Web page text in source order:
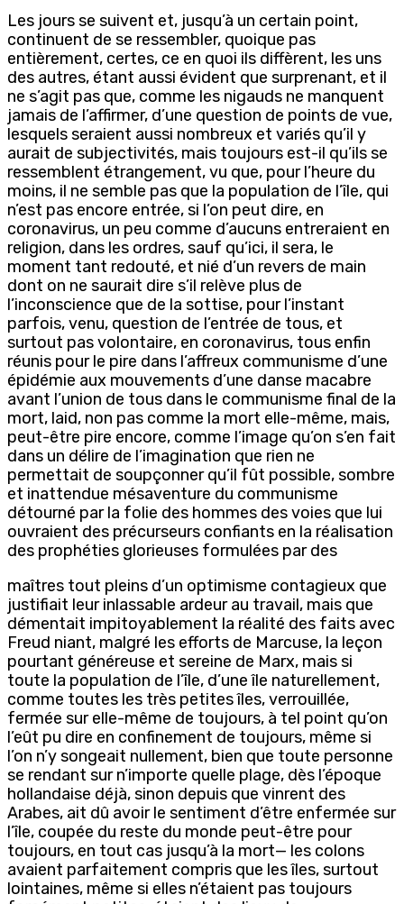
Les jours se suivent et, jusqu’à un certain point,
continuent de se ressembler, quoique pas
entièrement, certes, ce en quoi ils diffèrent, les uns
des autres, étant aussi évident que surprenant, et il
ne s’agit pas que, comme les nigauds ne manquent
jamais de l’affirmer, d’une question de points de vue,
lesquels seraient aussi nombreux et variés qu’il y
aurait de subjectivités, mais toujours est-il qu’ils se
ressemblent étrangement, vu que, pour l’heure du
moins, il ne semble pas que la population de l’île, qui
n’est pas encore entrée, si l’on peut dire, en
coronavirus, un peu comme d’aucuns entreraient en
religion, dans les ordres, sauf qu’ici, il sera, le
moment tant redouté, et nié d’un revers de main
dont on ne saurait dire s’il relève plus de
l’inconscience que de la sottise, pour l’instant
parfois, venu, question de l’entrée de tous, et
surtout pas volontaire, en coronavirus, tous enfin
réunis pour le pire dans l’affreux communisme d’une
épidémie aux mouvements d’une danse macabre
avant l’union de tous dans le communisme final de la
mort, laid, non pas comme la mort elle-même, mais,
peut-être pire encore, comme l’image qu’on s’en fait
dans un délire de l’imagination que rien ne
permettait de soupçonner qu’il fût possible, sombre
et inattendue mésaventure du communisme
détourné par la folie des hommes des voies que lui
ouvraient des précurseurs confiants en la réalisation
des prophéties glorieuses formulées par des
maîtres tout pleins d’un optimisme contagieux que
justifiait leur inlassable ardeur au travail, mais que
démentait impitoyablement la réalité des faits avec
Freud niant, malgré les efforts de Marcuse, la leçon
pourtant généreuse et sereine de Marx, mais si
toute la population de l’île, d’une île naturellement,
comme toutes les très petites îles, verrouillée,
fermée sur elle-même de toujours, à tel point qu’on
l’eût pu dire en confinement de toujours, même si
l’on n’y songeait nullement, bien que toute personne
se rendant sur n’importe quelle plage, dès l’époque
hollandaise déjà, sinon depuis que vinrent des
Arabes, ait dû avoir le sentiment d’être enfermée sur
l’île, coupée du reste du monde peut-être pour
toujours, en tout cas jusqu’à la mort— les colons
avaient parfaitement compris que les îles, surtout
lointaines, même si elles n’étaient pas toujours